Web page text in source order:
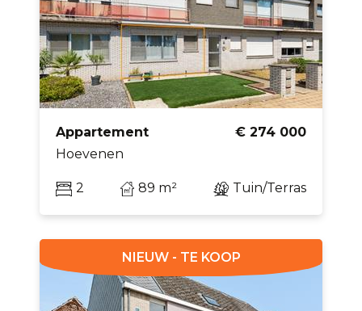
Appartement
€ 274 000
Hoevenen
2 89 m² Tuin/Terras
NIEUW - TE KOOP